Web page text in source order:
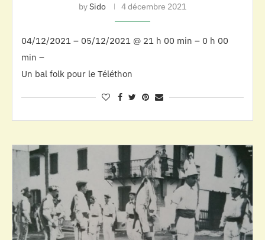
bySido 4 décembre 2021
04/12/2021 – 05/12/2021 @ 21 h 00 min – 0 h 00
min –
Un bal folk pour le Téléthon